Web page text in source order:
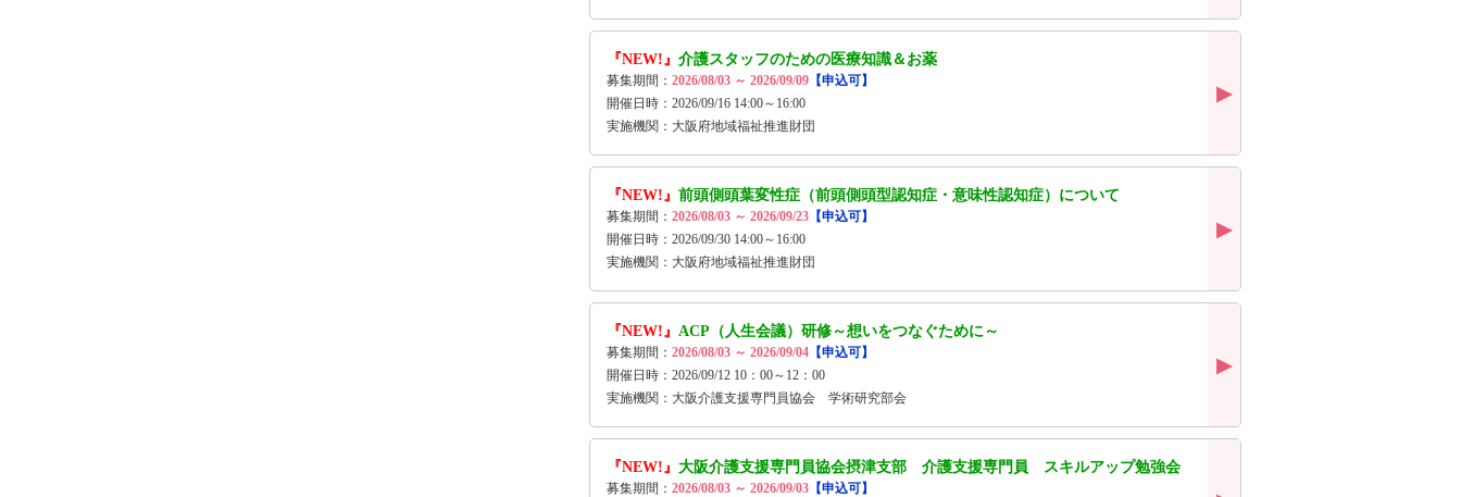
『NEW!』 介護スタッフのための医療知識＆お薬
募集期間： 2026/08/03 ～ 2026/09/09 【申込可】
開催日時：2026/09/16 14:00～16:00
実施機関：大阪府地域福祉推進財団
『NEW!』 前頭側頭葉変性症（前頭側頭型認知症・意味性認知症）について
募集期間： 2026/08/03 ～ 2026/09/23 【申込可】
開催日時：2026/09/30 14:00～16:00
実施機関：大阪府地域福祉推進財団
『NEW!』 ACP（人生会議）研修～想いをつなぐために～
募集期間： 2026/08/03 ～ 2026/09/04 【申込可】
開催日時：2026/09/12 10：00～12：00
実施機関：大阪介護支援専門員協会 学術研究部会
『NEW!』 大阪介護支援専門員協会摂津支部 介護支援専門員 スキルアップ勉強会
募集期間： 2026/08/03 ～ 2026/09/03 【申込可】